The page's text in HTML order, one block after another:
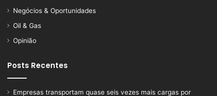
Negócios & Oportunidades
Oil & Gas
Opinião
Posts Recentes
Empresas transportam quase seis vezes mais cargas por